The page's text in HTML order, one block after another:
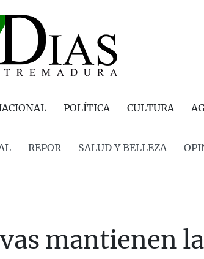
POLÍTICA CULTURA
REPOR SALUD Y BELLEZA
mantienen